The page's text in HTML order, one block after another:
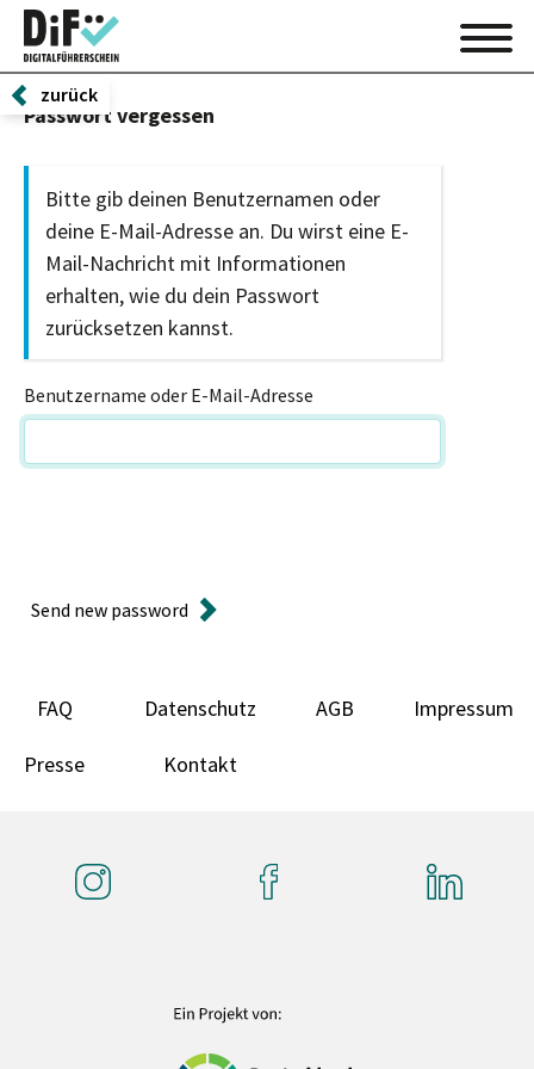
zurück
Passwort vergessen
Bitte gib deinen Benutzernamen oder
deine E-Mail-Adresse an. Du wirst eine E-
Mail-Nachricht mit Informationen
erhalten, wie du dein Passwort
zurücksetzen kannst.
Benutzername oder E-Mail-Adresse
Send new password
FAQ Datenschutz AGB Impressum
Presse Kontakt